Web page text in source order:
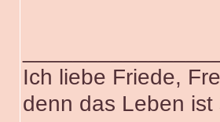
Ich liebe Friede,
denn das Leben